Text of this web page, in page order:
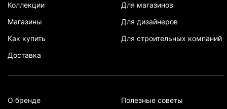
Коллекции
Магазины
Как купить
Доставка
Для магазинов
Для дизайнеров
Для строительных компаний
О бренде
Полезные советы